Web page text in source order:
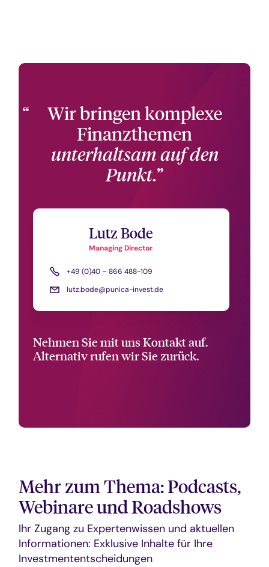
Wir bringen komplexe
Finanzthemen
unterhaltsam auf den
Punkt.
Lutz Bode
Managing Director
+49 (0)40 – 866 488-109
lutz.bode@punica-invest.de
Nehmen Sie mit uns Kontakt auf.
Alternativ rufen wir Sie zurück.
Mehr zum Thema: Podcasts,
Webinare und Roadshows
Ihr Zugang zu Expertenwissen und aktuellen
Informationen: Exklusive Inhalte für Ihre
Investmententscheidungen